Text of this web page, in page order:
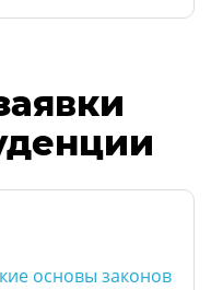
основы законов